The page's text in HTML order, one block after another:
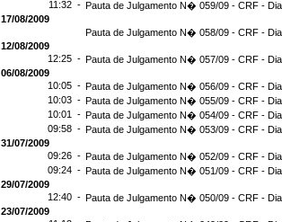
11:32 - Pauta de Julgamento N� 059/09 - CRF -
17/08/2009
Pauta de Julgamento N� 058/09 - CRF -
12/08/2009
12:25 - Pauta de Julgamento N� 057/09 - CRF -
06/08/2009
10:05 - Pauta de Julgamento N� 056/09 - CRF -
10:03 - Pauta de Julgamento N� 055/09 - CRF -
10:01 - Pauta de Julgamento N� 054/09 - CRF -
09:58 - Pauta de Julgamento N� 053/09 - CRF -
31/07/2009
09:26 - Pauta de Julgamento N� 052/09 - CRF -
09:24 - Pauta de Julgamento N� 051/09 - CRF -
29/07/2009
12:40 - Pauta de Julgamento N� 050/09 - CRF -
23/07/2009